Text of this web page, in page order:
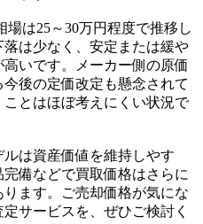
場は25～30万円程度で推移し
は少なく、安定または緩や
いです。メーカー側の原価
後の定価改定も懸念されて
とはほぼ考えにくい状況で
は資産価値を維持しやす
備などで買取価格はさらに
ります。ご売却価格が気にな
サービスを、ぜひご検討く